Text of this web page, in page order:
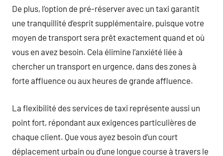
De plus, l’option de pré-réserver avec un taxi garantit
une tranquillité d’esprit supplémentaire, puisque votre
moyen de transport sera prêt exactement quand et où
vous en avez besoin. Cela élimine l’anxiété liée à
chercher un transport en urgence, dans des zones à
forte affluence ou aux heures de grande affluence.
La flexibilité des services de taxi représente aussi un
point fort, répondant aux exigences particulières de
chaque client. Que vous ayez besoin d’un court
déplacement urbain ou d’une longue course à travers le